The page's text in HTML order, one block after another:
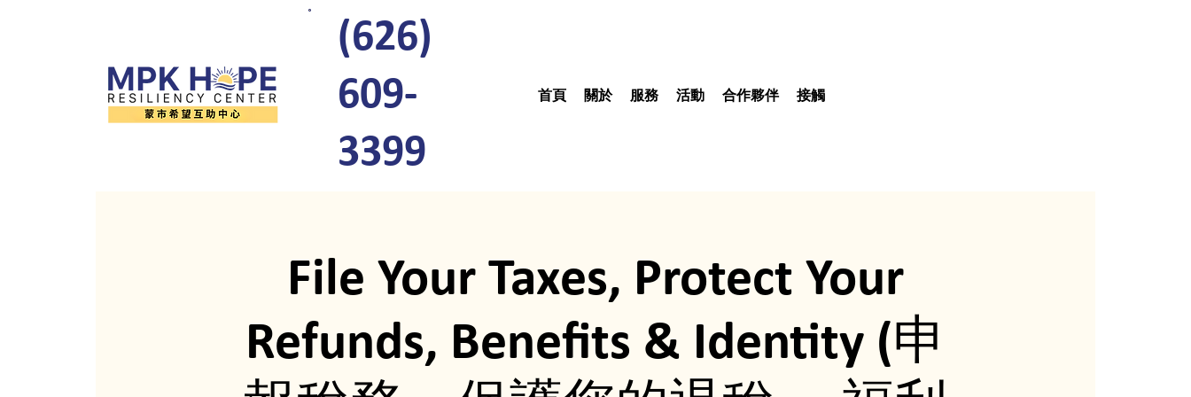
(626)
609-
3399
首頁 關於 服務 活動 合作夥伴 接觸
File Your Taxes, Protect Your
Refunds, Benefits & Identity (申